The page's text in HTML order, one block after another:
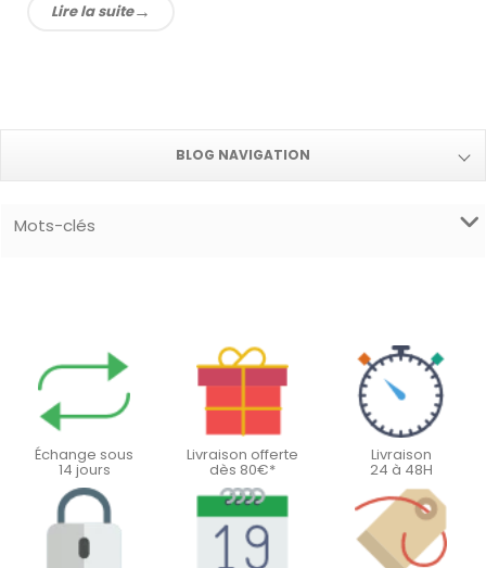
Lire la suite
BLOG NAVIGATION
Mots-clés
Échange sous
14 jours
Livraison offerte
dès 80€*
Livraison
24 à 48H